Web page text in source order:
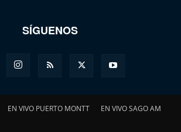
SÍGUENOS
EN VIVO PUERTO MONTT EN VIVO SAGO AM